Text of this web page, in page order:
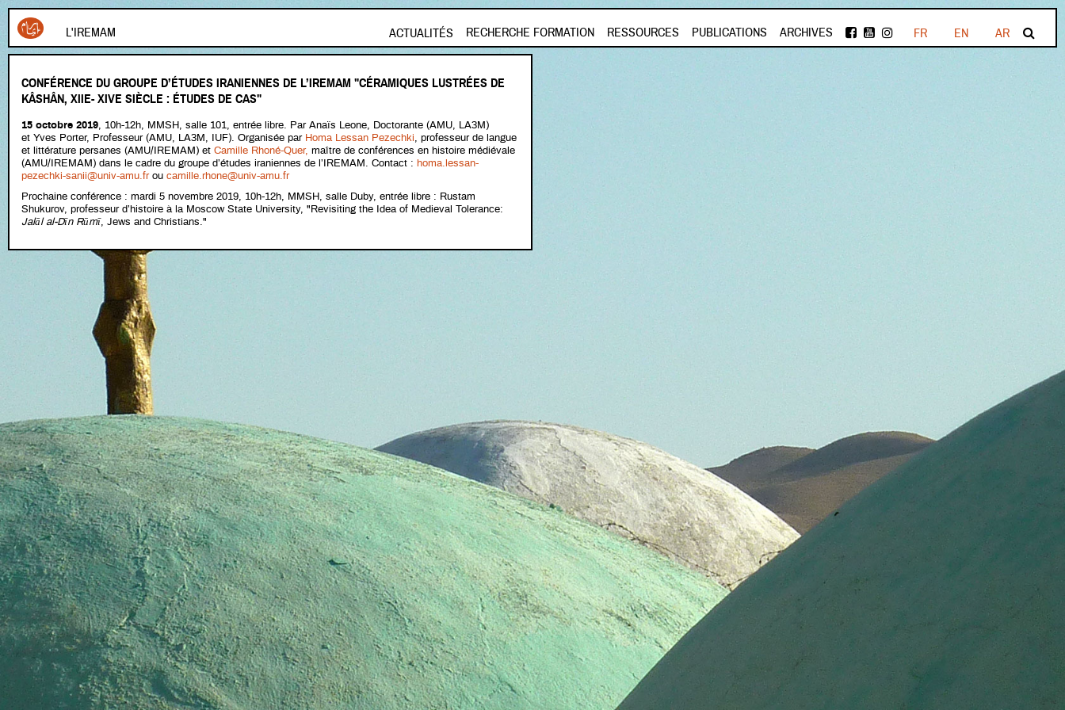
Aller au contenu principal
L'IREMAM ACTUALITÉS RECHERCHE FORMATION RESSOURCES PUBLICATIONS ARCHIVES FR EN AR
CONFÉRENCE DU GROUPE D’ÉTUDES IRANIENNES DE L’IREMAM "CÉRAMIQUES LUSTRÉES DE
KÂSHÂN, XIIE- XIVE SIÈCLE : ÉTUDES DE CAS"
15 octobre 2019, 10h-12h, MMSH, salle 101, entrée libre. Par Anaïs Leone, Doctorante (AMU, LA3M)
et Yves Porter, Professeur (AMU, LA3M, IUF). Organisée par Homa Lessan Pezechki, professeur de langue
et littérature persanes (AMU/IREMAM) et Camille Rhoné-Quer, maître de conférences en histoire médiévale
(AMU/IREMAM) dans le cadre du groupe d’études iraniennes de l’IREMAM. Contact : homa.lessan-
pezechki-sanii@univ-amu.frou camille.rhone@univ-amu.fr
Prochaine conférence : mardi 5 novembre 2019, 10h-12h, MMSH, salle Duby, entrée libre : Rustam
Shukurov, professeur d’histoire à la Moscow State University, "Revisiting the Idea of Medieval Tolerance:
Jalāl al-Dīn Rūmī, Jews and Christians."